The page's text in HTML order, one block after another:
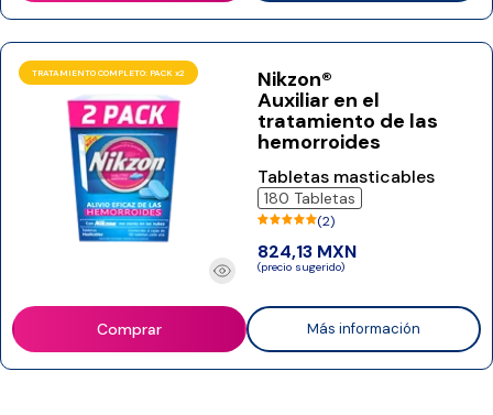
TRATAMIENTO COMPLETO: PACK x2 Nikzon®
Auxiliar en el
tratamiento de las
hemorroides
Tabletas masticables
180 Tabletas
(2)
824,13 MXN
(precio sugerido)
Comprar Más información